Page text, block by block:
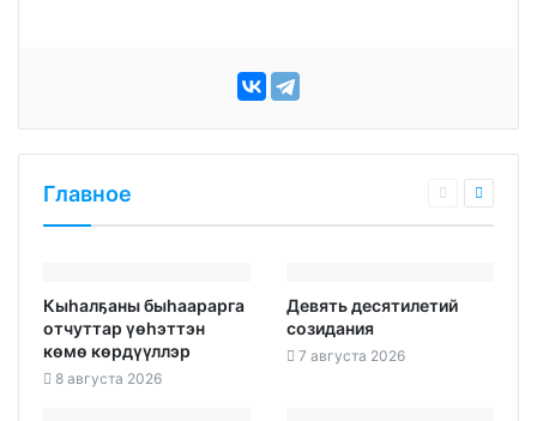
Главное
Кыһалҕаны быһаарарга
отчуттар үөһэттэн
көмө көрдүүллэр
8 августа 2026
Девять десятилетий
созидания
7 августа 2026